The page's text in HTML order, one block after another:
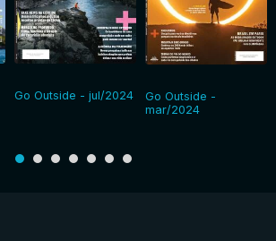
Go Outside - jul/2024
Go Outside -
mar/2024